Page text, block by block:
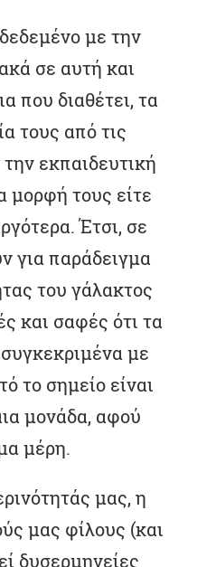
με την
σε αυτή και
που διαθέτει, τα
τους από τις
εκπαιδευτική
μορφή τους είτε
Έτσι, σε
για παράδειγμα
του γάλακτος
και σαφές ότι τα
με
το σημείο είναι
μονάδα, αφού
μέρη.
μας, η
μας φίλους (και
δυσερμηνείες